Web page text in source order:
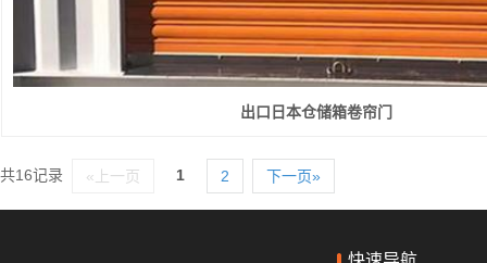
出口日本仓储箱卷帘门
共16记录 «上一页 1 2 下一页»